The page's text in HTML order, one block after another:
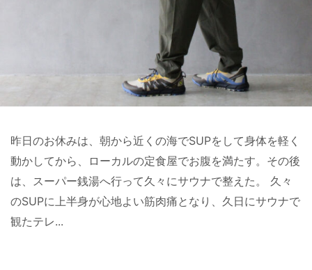
昨日のお休みは、朝から近くの海でSUPをして身体を軽く
動かしてから、ローカルの定食屋でお腹を満たす。その後
は、スーパー銭湯へ行って久々にサウナで整えた。 久々
のSUPに上半身が心地よい筋肉痛となり、久日にサウナで
観たテレ...